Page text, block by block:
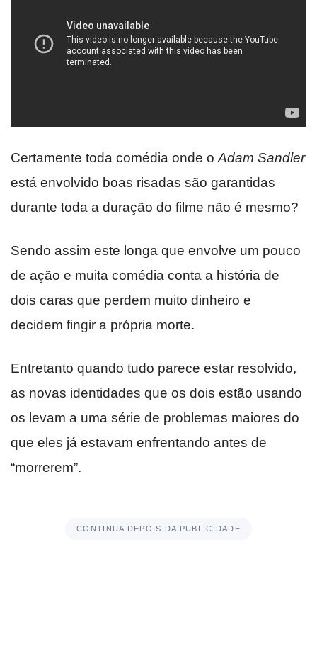
Certamente toda comédia onde o Adam Sandler
está envolvido boas risadas são garantidas
durante toda a duração do filme não é mesmo?
Sendo assim este longa que envolve um pouco
de ação e muita comédia conta a história de
dois caras que perdem muito dinheiro e
decidem fingir a própria morte.
Entretanto quando tudo parece estar resolvido,
as novas identidades que os dois estão usando
os levam a uma série de problemas maiores do
que eles já estavam enfrentando antes de
“morrerem”.
CONTINUA DEPOIS DA PUBLICIDADE